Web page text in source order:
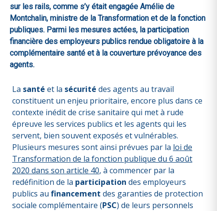
sur les rails, comme s’y était engagée Amélie de
Montchalin, ministre de la Transformation et de la fonction
publiques. Parmi les mesures actées, la participation
financière des employeurs publics rendue obligatoire à la
complémentaire santé et à la couverture prévoyance des
agents.
La santé et la sécurité des agents au travail
constituent un enjeu prioritaire, encore plus dans ce
contexte inédit de crise sanitaire qui met à rude
épreuve les services publics et les agents qui les
servent, bien souvent exposés et vulnérables.
Plusieurs mesures sont ainsi prévues par la loi de
Transformation de la fonction publique du 6 août
2020 dans son article 40, à commencer par la
redéfinition de la participation des employeurs
publics au financement des garanties de protection
sociale complémentaire (PSC) de leurs personnels